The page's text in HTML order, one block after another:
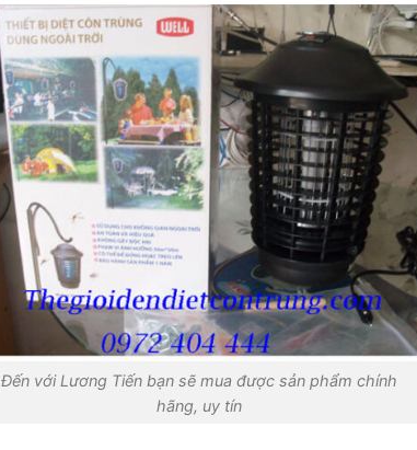
Đến với Lương Tiến bạn sẽ mua được sản phẩm chính
hãng, uy tín